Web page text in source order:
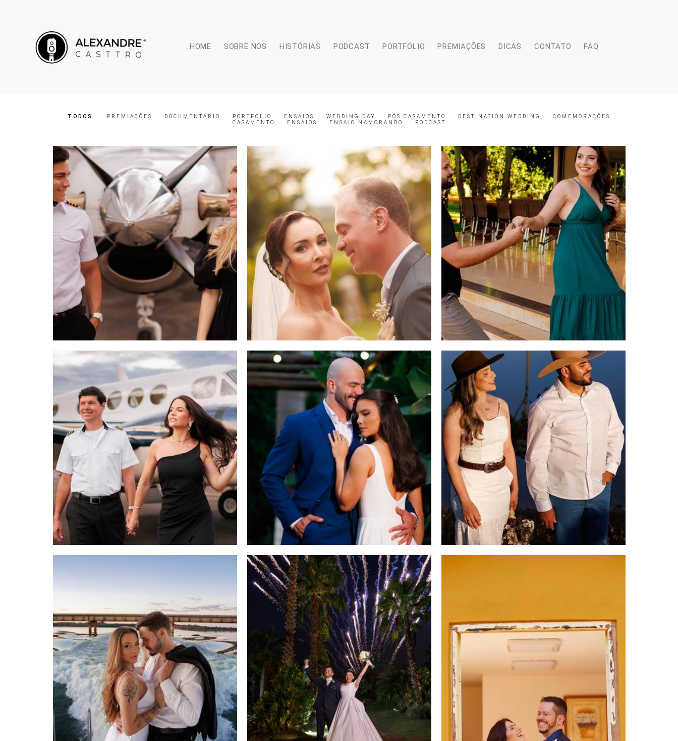
HOME SOBRE NÓS HISTÓRIAS PODCAST PORTFÓLIO PREMIAÇÕES DICAS CONTATO FAQ
TODOS PREMIAÇÕES DOCUMENTÁRIO PORTFÓLIO ENSAIOS WEDDING DAY PÓS CASAMENTO DESTINATION WEDDING
COMEMORAÇÕES
CASAMENTO
ENSAIOS ENSAIO NAMORANDO PODCAST